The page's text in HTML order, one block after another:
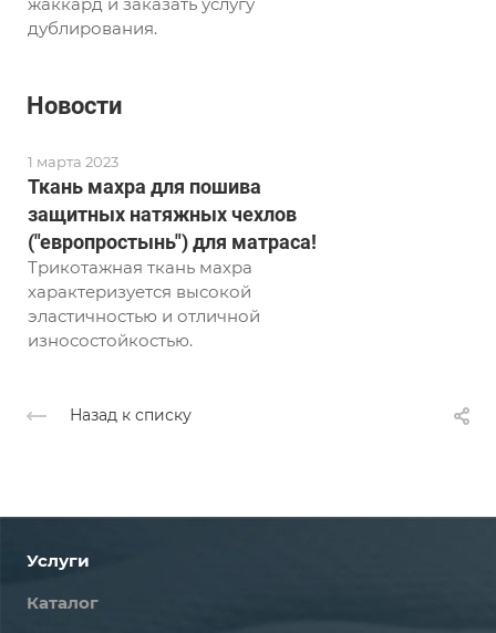
жаккард и заказать услугу
дублирования.
Новости
1 марта 2023
Ткань махра для пошива
защитных натяжных чехлов
("европростынь") для матраса!
Трикотажная ткань махра
характеризуется высокой
эластичностью и отличной
износостойкостью.
Назад к списку
Услуги
Каталог